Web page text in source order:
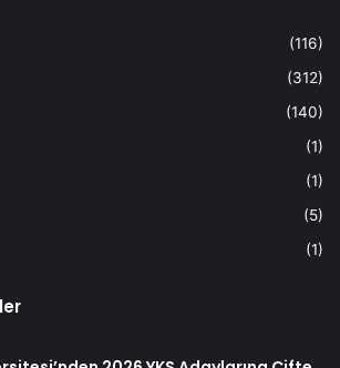
(116)
(312)
(140)
(1)
(1)
(5)
(1)